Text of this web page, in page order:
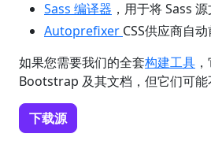
Sass 编译器 ，用于将 Sass
Autoprefixer CSS供应商自
如果您需要我们的全套构建工具
Bootstrap 及其文档，但它们可能
下载源